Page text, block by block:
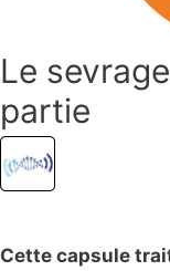
Le
partie
Cette capsule